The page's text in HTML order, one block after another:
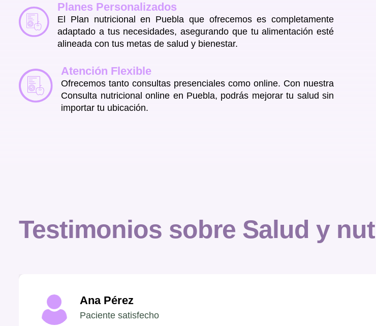
Planes Personalizados
El Plan nutricional en Puebla que ofrecemos es completamente
adaptado a tus necesidades, asegurando que tu alimentación esté
alineada con tus metas de salud y bienestar.
Atención Flexible
Ofrecemos tanto consultas presenciales como online. Con nuestra
Consulta nutricional online en Puebla, podrás mejorar tu salud sin
importar tu ubicación.
Testimonios sobre Salud y
Ana Pérez
Paciente satisfecho